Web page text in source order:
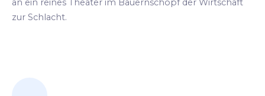
an ein reines Theater im Bauernschopf der Wirtschaft
zur Schlacht.